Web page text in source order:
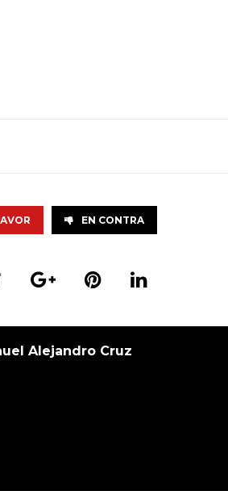
EN CONTRA
Alejandro Cruz